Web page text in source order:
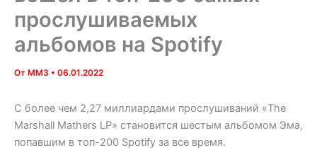
прослушиваемых
альбомов на Spotify
От MM3 • 06.01.2022
С более чем 2,27 миллиардами прослушиваний «The
Marshall Mathers LP» становится шестым альбомом Эма,
попавшим в топ-200 Spotify за все время.